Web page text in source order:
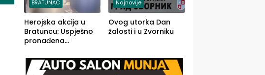
BRATUNAC
Herojska akcija u
Bratuncu: Uspješno
pronađena
a Ivanka Lazić,
rodom iz Kravice.
Najnovije
Ovog utorka Dan
žalosti i u Zvorniku